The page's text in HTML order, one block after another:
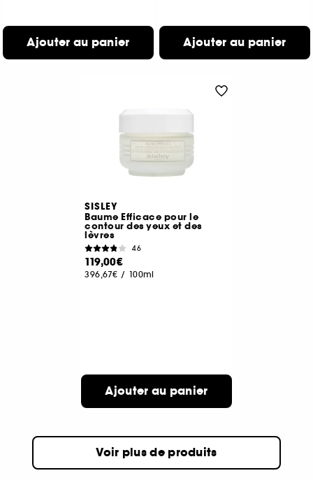
Ajouter au panier Ajouter au panier
SISLEY
Baume Efficace pour le
contour des yeux et des
lèvres
46
119,00€
396,67€ / 100ml
Ajouter au panier
Voir plus de produits